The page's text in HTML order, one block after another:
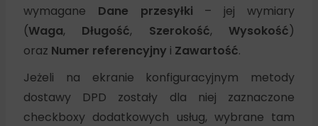
wymagane Dane przesyłki – jej wymiary
(Waga, Długość, Szerokość, Wysokość)
oraz Numer referencyjny i Zawartość.
Jeżeli na ekranie konfiguracyjnym metody
dostawy DPD zostały dla niej zaznaczone
checkboxy dodatkowych usług, wybrane tam